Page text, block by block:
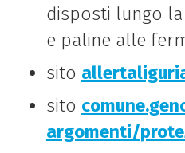
disposti lungo
e paline alle
sito
sito
argomenti/